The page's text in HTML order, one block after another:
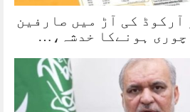
آرکوڈ کی آڑ میں صارفین
چوری ہونےکا خدشہ،…